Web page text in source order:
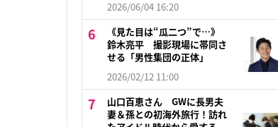
2026/06/04 16:20
《見た目は“瓜二つ”で…》
鈴木亮平 撮影現場に帯同さ
せる「男性集団の正体」
2026/02/12 11:00
山口百恵さん GWに長男夫
妻＆孫との初海外旅行！訪れ